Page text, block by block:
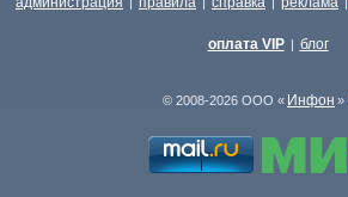
оплата VIP | блог
© 2008-2026 ООО « Инфон »